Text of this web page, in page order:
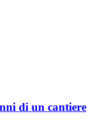
di un cantiere